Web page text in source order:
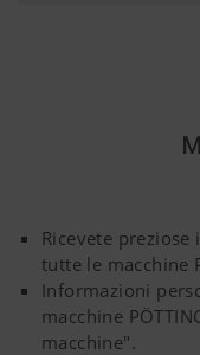
Ricevete
tutte le macchine
Informazioni
macchine
macchine".